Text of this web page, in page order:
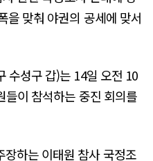
을 맞춰 야권의 공세에 맞서
수성구 갑)는 14일 오전 10
들이 참석하는 중진 회의를
하는 이태원 참사 국정조